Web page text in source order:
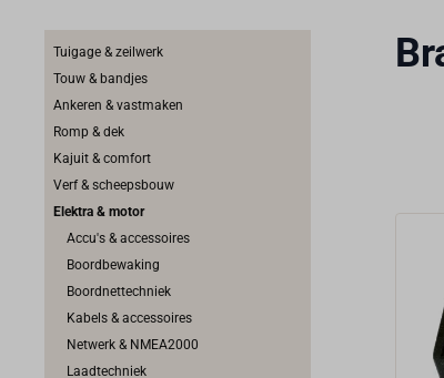
Tuigage & zeilwerk
Touw & bandjes
Ankeren & vastmaken
Romp & dek
Kajuit & comfort
Verf & scheepsbouw
Elektra & motor
Accu's & accessoires
Boordbewaking
Boordnettechniek
Kabels & accessoires
Netwerk & NMEA2000
Laadtechniek